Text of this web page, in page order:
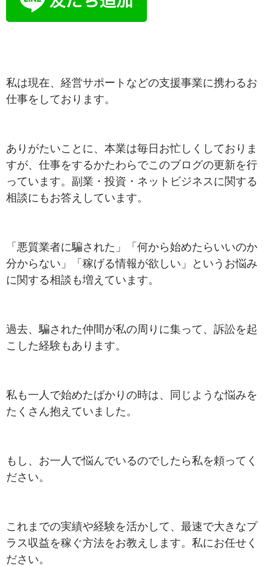
私は現在、経営サポートなどの支援事業に携わるお
仕事をしております。
ありがたいことに、本業は毎日お忙しくしておりま
すが、仕事をするかたわらでこのブログの更新を行
っています。副業・投資・ネットビジネスに関する
相談にもお答えしています。
「悪質業者に騙された」「何から始めたらいいのか
分からない」「稼げる情報が欲しい」というお悩み
に関する相談も増えています。
過去、騙された仲間が私の周りに集って、訴訟を起
こした経験もあります。
私も一人で始めたばかりの時は、同じような悩みを
たくさん抱えていました。
もし、お一人で悩んでいるのでしたら私を頼ってく
ださい。
これまでの実績や経験を活かして、最速で大きなプ
ラス収益を稼ぐ方法をお教えします。私にお任せく
ださい。